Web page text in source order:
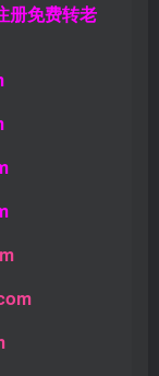
册免费转老